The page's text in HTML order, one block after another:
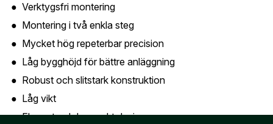
Verktygsfri montering
Montering i två enkla steg
Mycket hög repeterbar precision
Låg bygghöjd för bättre anläggning
Robust och slitstark konstruktion
Låg vikt
Elegant och kompakt design
Verifiera e-post:*
Jag godkänner att mina personuppgifter behandlas enligt
personuppgiftspolicy
Skicka